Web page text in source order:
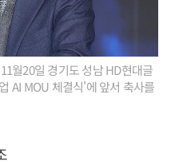
월20일 경기도 성남 HD현대글
AI MOU 체결식'에 앞서 축사를